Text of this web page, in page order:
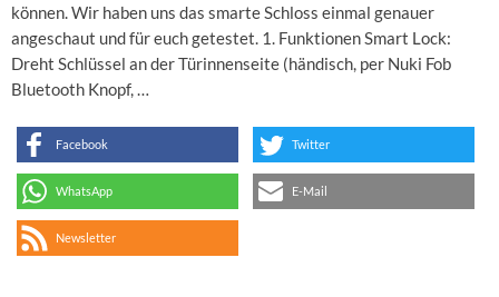
können. Wir haben uns das smarte Schloss einmal genauer
angeschaut und für euch getestet. 1. Funktionen Smart Lock:
Dreht Schlüssel an der Türinnenseite (händisch, per Nuki Fob
Bluetooth Knopf, …
Facebook Twitter
WhatsApp E-Mail
Newsletter